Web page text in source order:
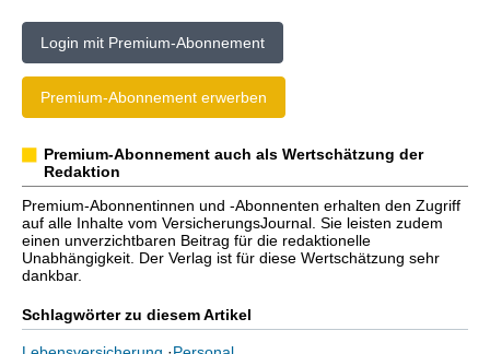
Login mit Premium-Abonnement
Premium-Abonnement erwerben
Premium-Abonnement auch als Wertschätzung der
Redaktion
Premium-Abonnentinnen und -Abonnenten erhalten den Zugriff
auf alle Inhalte vom VersicherungsJournal. Sie leisten zudem
einen unverzichtbaren Beitrag für die redaktionelle
Unabhängigkeit. Der Verlag ist für diese Wertschätzung sehr
dankbar.
Schlagwörter zu diesem Artikel